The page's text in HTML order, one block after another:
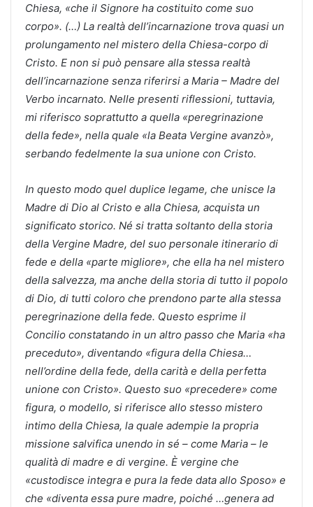
Chiesa, «che il Signore ha costituito come suo
corpo». (…) La realtà dell’incarnazione trova quasi un
prolungamento nel mistero della Chiesa-corpo di
Cristo. E non si può pensare alla stessa realtà
dell’incarnazione senza riferirsi a Maria – Madre del
Verbo incarnato. Nelle presenti riflessioni, tuttavia,
mi riferisco soprattutto a quella «peregrinazione
della fede», nella quale «la Beata Vergine avanzò»,
serbando fedelmente la sua unione con Cristo.
In questo modo quel duplice legame, che unisce la
Madre di Dio al Cristo e alla Chiesa, acquista un
significato storico. Né si tratta soltanto della storia
della Vergine Madre, del suo personale itinerario di
fede e della «parte migliore», che ella ha nel mistero
della salvezza, ma anche della storia di tutto il popolo
di Dio, di tutti coloro che prendono parte alla stessa
peregrinazione della fede. Questo esprime il
Concilio constatando in un altro passo che Maria «ha
preceduto», diventando «figura della Chiesa…
nell’ordine della fede, della carità e della perfetta
unione con Cristo». Questo suo «precedere» come
figura, o modello, si riferisce allo stesso mistero
intimo della Chiesa, la quale adempie la propria
missione salvifica unendo in sé – come Maria – le
qualità di madre e di vergine. È vergine che
«custodisce integra e pura la fede data allo Sposo» e
che «diventa essa pure madre, poiché …genera ad